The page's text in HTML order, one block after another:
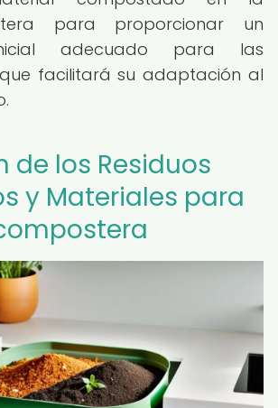
para proporcionar un
adecuado para las
facilitará su adaptación al
de los Residuos
y Materiales para